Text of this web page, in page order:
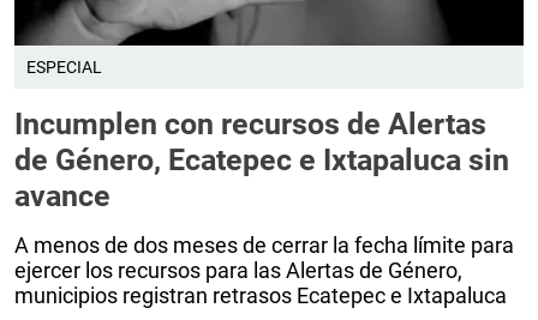
ESPECIAL
Incumplen con recursos de Alertas
de Género, Ecatepec e Ixtapaluca sin
avance
A menos de dos meses de cerrar la fecha límite para
ejercer los recursos para las Alertas de Género,
municipios registran retrasos Ecatepec e Ixtapaluca